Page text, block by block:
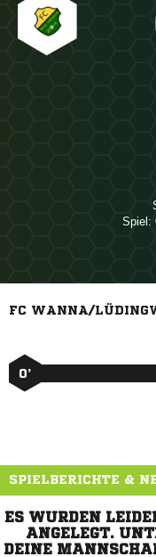
Spiel:
FC WANNA/
0’
SPIELBERICHTE &
ES WURDEN
ANGELEGT.
DEINE